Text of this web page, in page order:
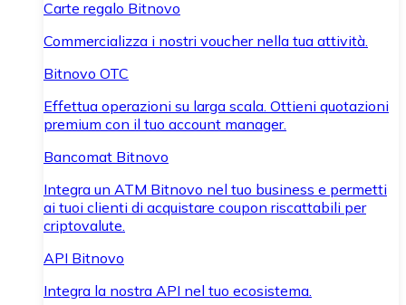
Carte regalo Bitnovo
Commercializza i nostri voucher nella tua attività.
Bitnovo OTC
Effettua operazioni su larga scala. Ottieni quotazioni
premium con il tuo account manager.
Bancomat Bitnovo
Integra un ATM Bitnovo nel tuo business e permetti
ai tuoi clienti di acquistare coupon riscattabili per
criptovalute.
API Bitnovo
Integra la nostra API nel tuo ecosistema.